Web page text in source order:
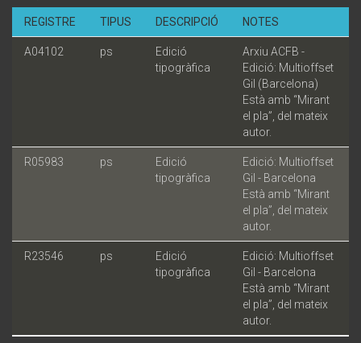
REGISTRE TIPUS DESCRIPCIÓ NOTES
A04102 ps
Edició
tipogràfica
Arxiu ACFB -
Edició: Multioffset
Gil (Barcelona)
Està amb “Mirant
el pla”, del mateix
autor.
R05983 ps
Edició
tipogràfica
Edició: Multioffset
Gil - Barcelona
Està amb “Mirant
el pla”, del mateix
autor.
R23546 ps
Edició
tipogràfica
Edició: Multioffset
Gil - Barcelona
Està amb “Mirant
el pla”, del mateix
autor.